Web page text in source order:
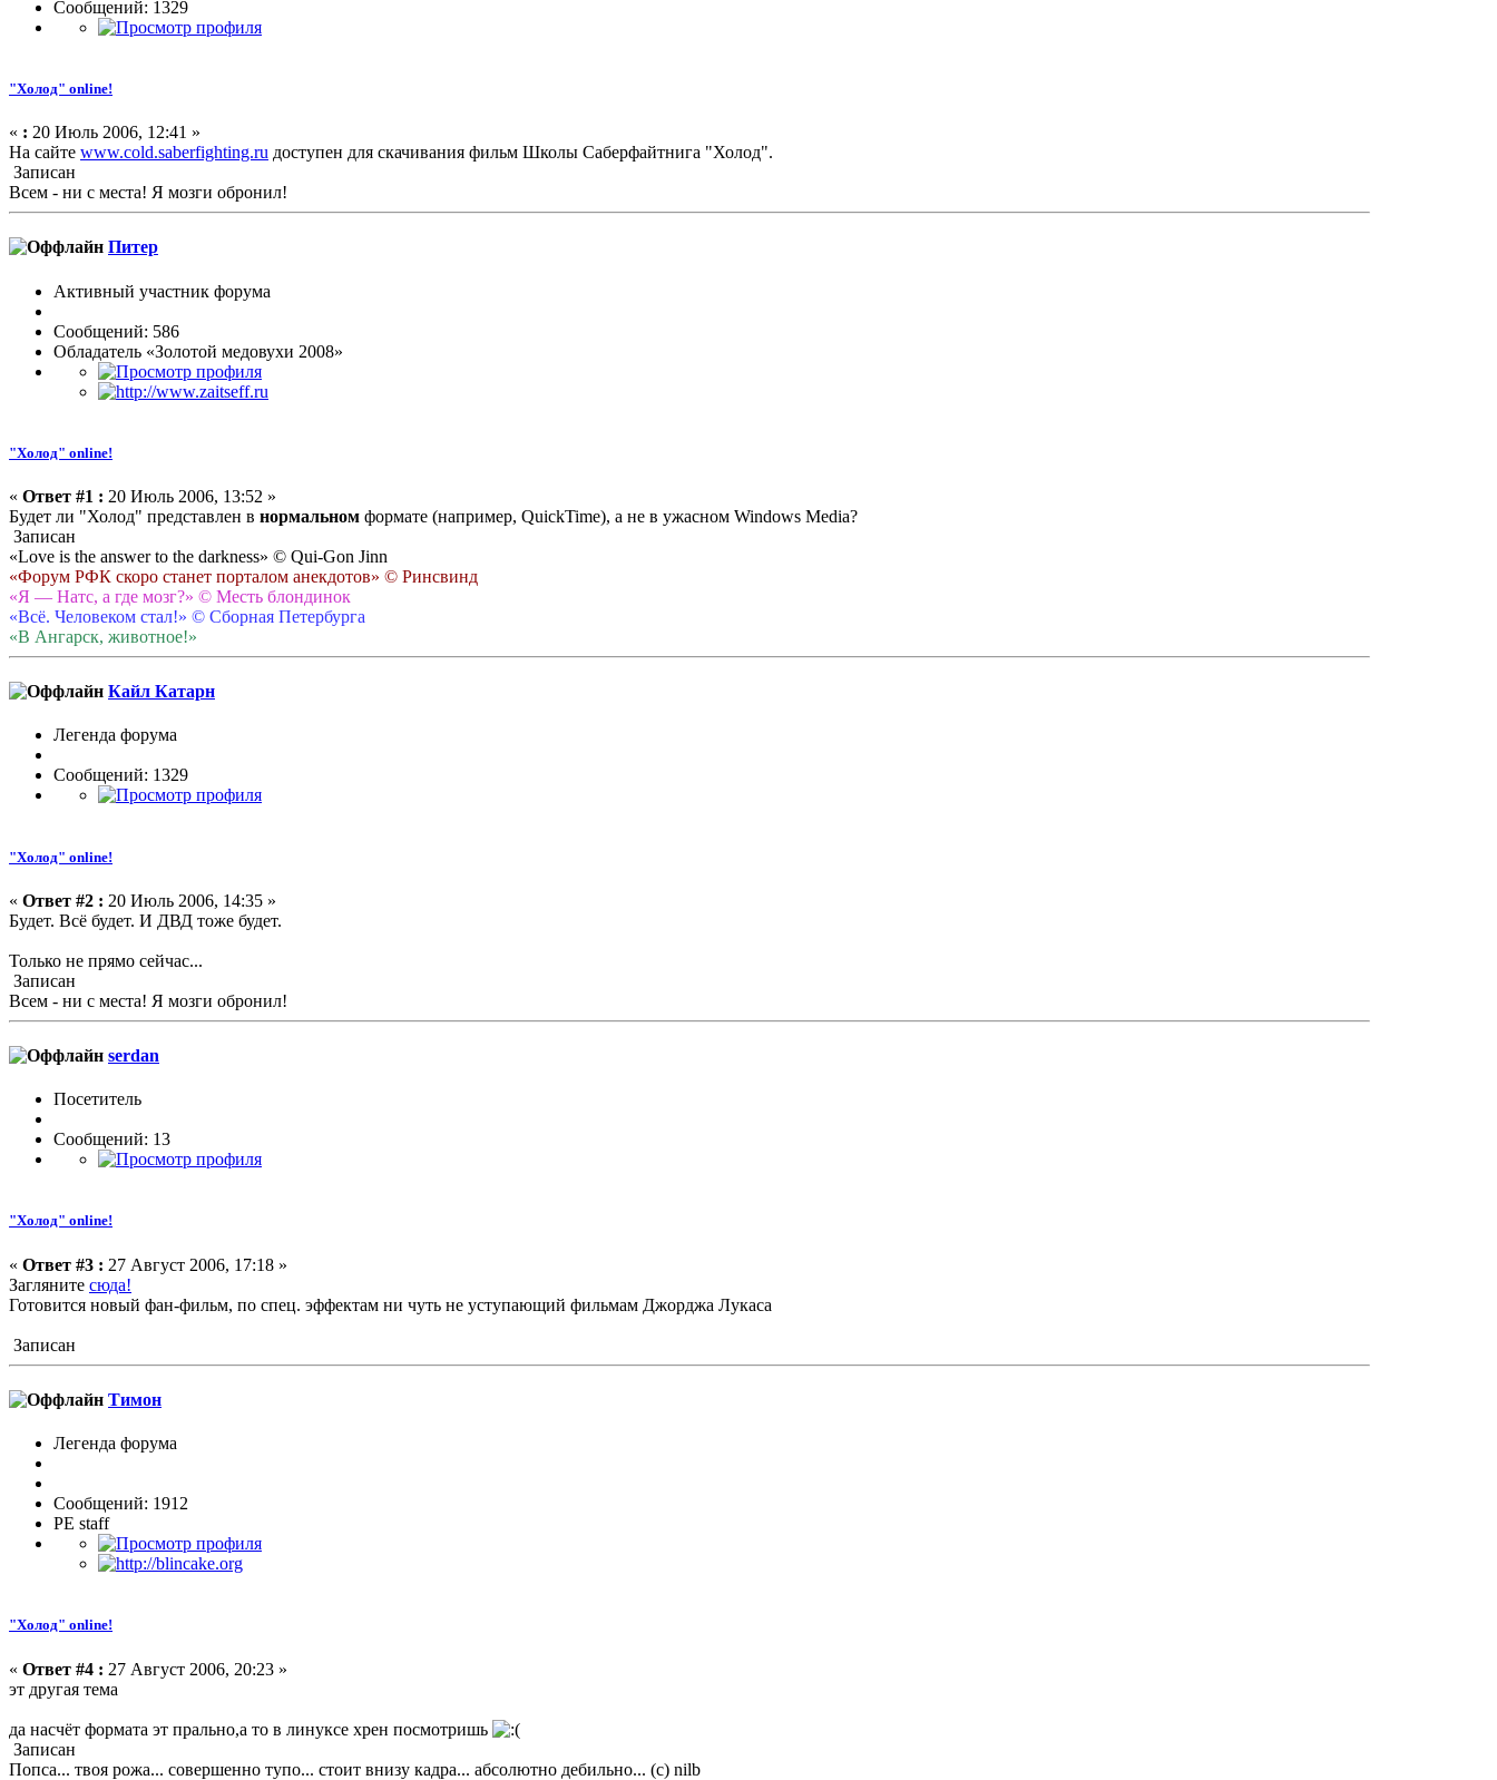
Сообщений: 1329
"Холод" online!
« : 20 Июль 2006, 12:41 »
На сайте www.cold.saberfighting.ru доступен для скачивания фильм Школы Саберфайтнига "Холод".
Записан
Всем - ни с места! Я мозги обронил!
Питер
Активный участник форума
Сообщений: 586
Обладатель «Золотой медовухи 2008»
"Холод" online!
« Ответ #1 : 20 Июль 2006, 13:52 »
Будет ли "Холод" представлен в нормальном формате (например, QuickTime), а не в ужасном Windows Media?
Записан
«Love is the answer to the darkness» © Qui-Gon Jinn
«Форум РФК скоро станет порталом анекдотов» © Ринсвинд
«Я — Натс, а где мозг?» © Месть блондинок
«Всё. Человеком стал!» © Сборная Петербурга
«В Ангарск, животное!»
Кайл Катарн
Легенда форума
Сообщений: 1329
"Холод" online!
« Ответ #2 : 20 Июль 2006, 14:35 »
Будет. Всё будет. И ДВД тоже будет.
Только не прямо сейчас...
Записан
Всем - ни с места! Я мозги обронил!
serdan
Посетитель
Сообщений: 13
"Холод" online!
« Ответ #3 : 27 Август 2006, 17:18 »
Загляните сюда!
Готовится новый фан-фильм, по спец. эффектам ни чуть не уступающий фильмам Джорджа Лукаса
Записан
Тимон
Легенда форума
Сообщений: 1912
PE staff
"Холод" online!
« Ответ #4 : 27 Август 2006, 20:23 »
эт другая тема
да насчёт формата эт прально,а то в линуксе хрен посмотришь
Записан
Попса... твоя рожа... совершенно тупо... стоит внизу кадра... абсолютно дебильно... (с) nilb